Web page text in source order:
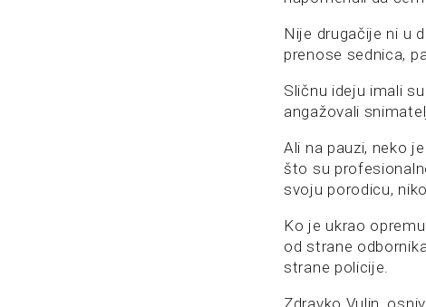
Nije drugačije ni u
prenose sednica,
Sličnu ideju imali
angažovali
Ali na pauzi, neko
što su
svoju porodicu,
Ko je ukrao
od strane
strane policije.
Zdravko Vulin,